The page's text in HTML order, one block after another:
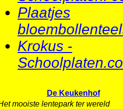
Plaatjes
Krokus -
De Keukenhof
mooiste lentepark ter wereld